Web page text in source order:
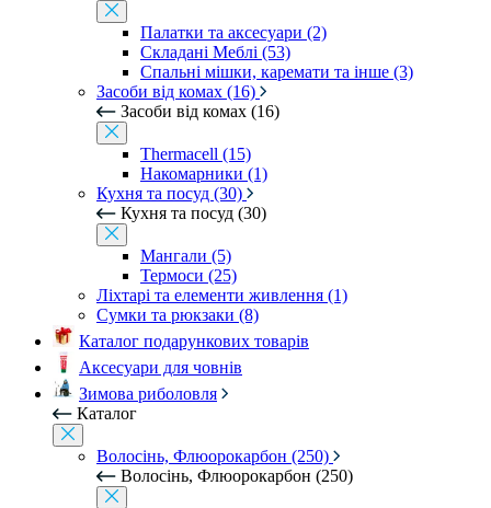
Палатки та аксесуари (2)
Складані Меблі (53)
Спальні мішки, каремати та інше (3)
Засоби від комах (16)
Засоби від комах (16)
Thermacell (15)
Накомарники (1)
Кухня та посуд (30)
Кухня та посуд (30)
Мангали (5)
Термоси (25)
Ліхтарі та елементи живлення (1)
Сумки та рюкзаки (8)
Каталог подарункових товарів
Аксесуари для човнів
Зимова риболовля
Каталог
Волосінь, Флюорокарбон (250)
Волосінь, Флюорокарбон (250)